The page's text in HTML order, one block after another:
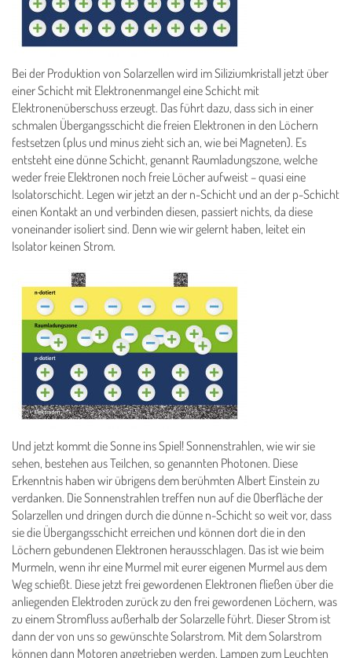
Bei der Produktion von Solarzellen wird im Siliziumkristall jetzt über
einer Schicht mit Elektronenmangel eine Schicht mit
Elektronenüberschuss erzeugt. Das führt dazu, dass sich in einer
schmalen Übergangsschicht die freien Elektronen in den Löchern
festsetzen (plus und minus zieht sich an, wie bei Magneten). Es
entsteht eine dünne Schicht, genannt Raumladungszone, welche
weder freie Elektronen noch freie Löcher aufweist – quasi eine
Isolatorschicht. Legen wir jetzt an der n-Schicht und an der p-Schicht
einen Kontakt an und verbinden diesen, passiert nichts, da diese
voneinander isoliert sind. Denn wie wir gelernt haben, leitet ein
Isolator keinen Strom.
Und jetzt kommt die Sonne ins Spiel! Sonnenstrahlen, wie wir sie
sehen, bestehen aus Teilchen, so genannten Photonen. Diese
Erkenntnis haben wir übrigens dem berühmten Albert Einstein zu
verdanken. Die Sonnenstrahlen treffen nun auf die Ober­fläche der
Solarzellen und dringen durch die dünne n-Schicht so weit vor, dass
sie die Übergangsschicht erreichen und können dort die in den
Löchern gebundenen Elektronen herausschlagen. Das ist wie beim
Murmeln, wenn ihr eine Murmel mit eurer eigenen Murmel aus dem
Weg schießt. Diese jetzt frei gewordenen Elektronen ­fließen über die
anliegenden Elektroden zurück zu den frei gewordenen Löchern, was
zu einem Strom­fluss außerhalb der Solarzelle führt. Dieser Strom ist
dann der von uns so gewünschte Solarstrom. Mit dem Solarstrom
können dann Motoren angetrieben werden, Lampen zum Leuchten